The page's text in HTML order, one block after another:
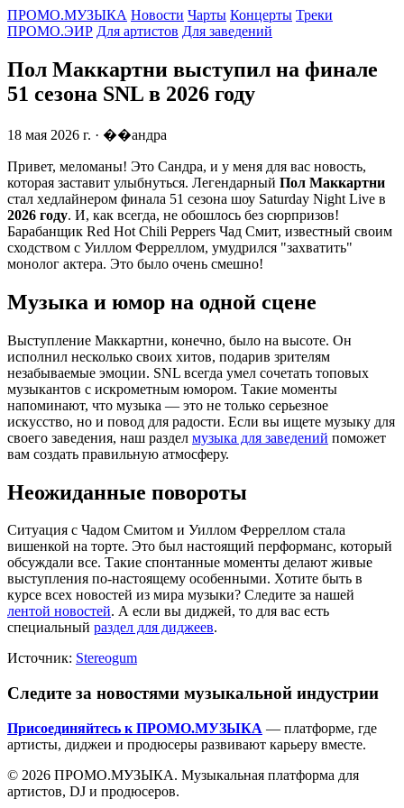
ПРОМО.МУЗЫКА Новости Чарты Концерты Треки
ПРОМО.ЭИР Для артистов Для заведений
Пол Маккартни выступил на финале
51 сезона SNL в 2026 году
18 мая 2026 г. · ��андра
Привет, меломаны! Это Сандра, и у меня для вас новость,
которая заставит улыбнуться. Легендарный Пол Маккартни
стал хедлайнером финала 51 сезона шоу Saturday Night Live в
2026 году. И, как всегда, не обошлось без сюрпризов!
Барабанщик Red Hot Chili Peppers Чад Смит, известный своим
сходством с Уиллом Ферреллом, умудрился "захватить"
монолог актера. Это было очень смешно!
Музыка и юмор на одной сцене
Выступление Маккартни, конечно, было на высоте. Он
исполнил несколько своих хитов, подарив зрителям
незабываемые эмоции. SNL всегда умел сочетать топовых
музыкантов с искрометным юмором. Такие моменты
напоминают, что музыка — это не только серьезное
искусство, но и повод для радости. Если вы ищете музыку для
своего заведения, наш раздел музыка для заведений поможет
вам создать правильную атмосферу.
Неожиданные повороты
Ситуация с Чадом Смитом и Уиллом Ферреллом стала
вишенкой на торте. Это был настоящий перформанс, который
обсуждали все. Такие спонтанные моменты делают живые
выступления по-настоящему особенными. Хотите быть в
курсе всех новостей из мира музыки? Следите за нашей
лентой новостей. А если вы диджей, то для вас есть
специальный раздел для диджеев.
Источник: Stereogum
Следите за новостями музыкальной индустрии
Присоединяйтесь к ПРОМО.МУЗЫКА — платформе, где
артисты, диджеи и продюсеры развивают карьеру вместе.
© 2026 ПРОМО.МУЗЫКА. Музыкальная платформа для
артистов, DJ и продюсеров.